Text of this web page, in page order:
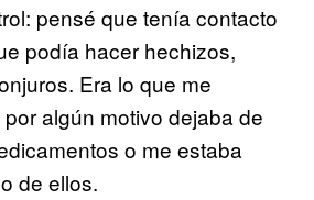
pensé que tenía contacto
podía hacer hechizos,
Era lo que me
algún motivo dejaba de
o me estaba
de ellos.